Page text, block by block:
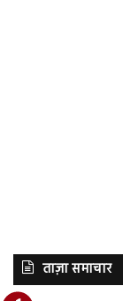
ताज़ा समाचार